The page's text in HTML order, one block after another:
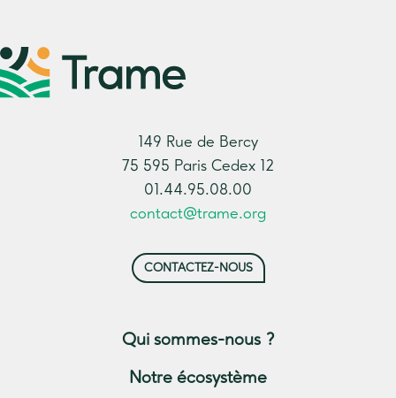
149 Rue de Bercy
75 595 Paris Cedex 12
01.44.95.08.00
contact@trame.org
CONTACTEZ-NOUS
Qui sommes-nous ?
Notre écosystème